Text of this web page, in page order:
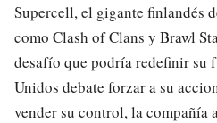
Supercell, el gigante finlandés
como Clash of Clans y Brawl
desafío que podría redefinir su
Unidos debate forzar a su
vender su control, la compañía